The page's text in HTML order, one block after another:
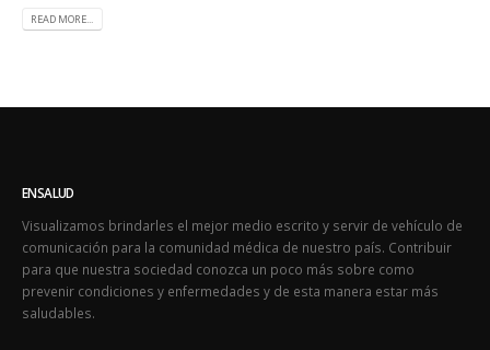
READ MORE...
ENSALUD
Visualizamos brindarles el mejor medio escrito y servir de vehículo de
comunicación para la comunidad médica de nuestro país. Contribuir
para que nuestra sociedad conozca un poco más sobre como
prevenir condiciones y enfermedades y de esta manera estar más
saludables.